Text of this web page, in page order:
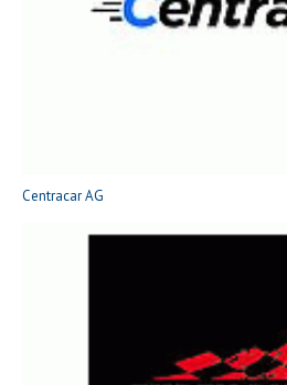
Centracar AG